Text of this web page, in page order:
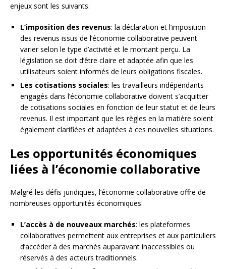
enjeux sont les suivants:
L’imposition des revenus: la déclaration et l’imposition
des revenus issus de l’économie collaborative peuvent
varier selon le type d’activité et le montant perçu. La
législation se doit d’être claire et adaptée afin que les
utilisateurs soient informés de leurs obligations fiscales.
Les cotisations sociales: les travailleurs indépendants
engagés dans l’économie collaborative doivent s’acquitter
de cotisations sociales en fonction de leur statut et de leurs
revenus. Il est important que les règles en la matière soient
également clarifiées et adaptées à ces nouvelles situations.
Les opportunités économiques
liées à l’économie collaborative
Malgré les défis juridiques, l’économie collaborative offre de
nombreuses opportunités économiques:
L’accès à de nouveaux marchés: les plateformes
collaboratives permettent aux entreprises et aux particuliers
d’accéder à des marchés auparavant inaccessibles ou
réservés à des acteurs traditionnels.